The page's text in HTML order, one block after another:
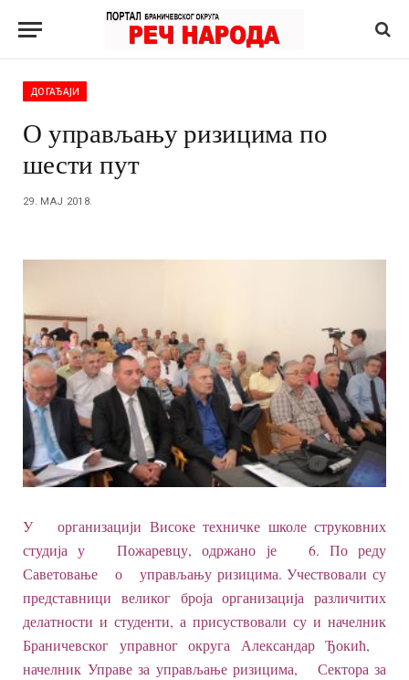
ДОГАЂАЈИ
О управљању ризицима по
шести пут
29. МАЈ 2018.
У организацији Високе техничке школе струковних
студија у Пожаревцу, одржано је 6. По реду
Саветовање о управљању ризицима. Учествовали су
представници великог броја организација различитих
делатности и студенти, а присуствовали су и начелник
Браничевског управног округа Александар Ђокић,
начелник Управе за управљање ризицима, Сектора за